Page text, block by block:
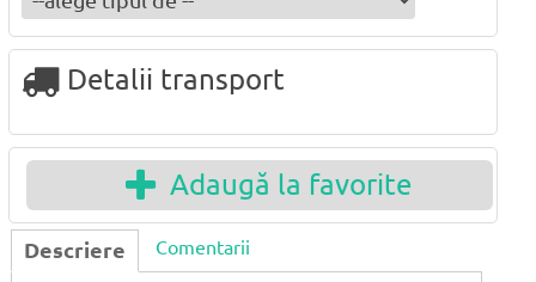
Detalii transport
Adaugă la favorite
Descriere Comentarii